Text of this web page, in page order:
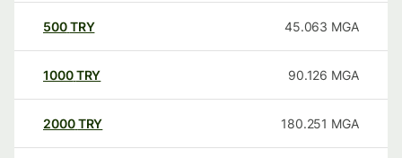
500TRY 45.063 MGA
1000TRY 90.126 MGA
2000TRY 180.251 MGA